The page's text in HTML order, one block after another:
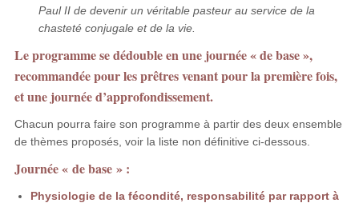
Paul II de devenir un véritable pasteur au service de la
chasteté conjugale et de la vie.
Le programme se dédouble en une journée « de base »,
recommandée pour les prêtres venant pour la première fois,
et une journée d’approfondissement.
Chacun pourra faire son programme à partir des deux ensemble
de thèmes proposés, voir la liste non définitive ci-dessous.
Journée « de base » :
Physiologie de la fécondité, responsabilité par rapport à